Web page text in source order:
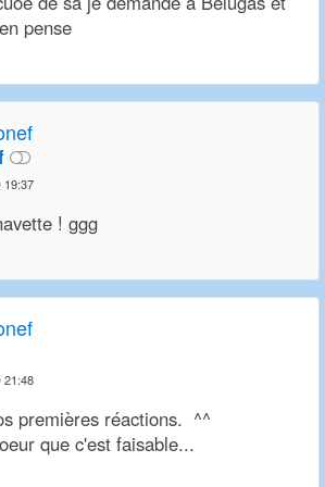
pense
19:37
! ggg
21:48
premières réactions. ^^
que c'est faisable...